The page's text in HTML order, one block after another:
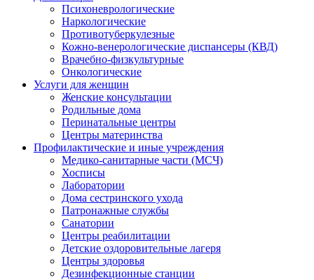
Психоневрологические
Наркологические
Противотуберкулезные
Кожно-венерологические диспансеры (КВД)
Врачебно-физкультурные
Онкологические
Услуги для женщин
Женские консультации
Родильные дома
Перинатальные центры
Центры материнства
Профилактические и иные учреждения
Медико-санитарные части (МСЧ)
Хосписы
Лаборатории
Дома сестринского ухода
Патронажные службы
Санатории
Центры реабилитации
Детские оздоровительные лагеря
Центры здоровья
Дезинфекционные станции